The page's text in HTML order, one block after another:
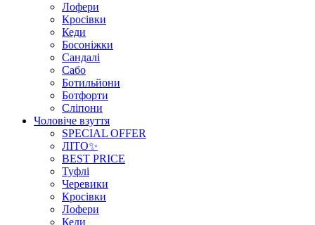
Лофери
Кросівки
Кеди
Босоніжки
Сандалі
Сабо
Ботильйони
Ботфорти
Сліпони
Чоловіче взуття
SPECIAL OFFER
ЛІТО✨
BEST PRICE
Туфлі
Черевики
Кросівки
Лофери
Кеди